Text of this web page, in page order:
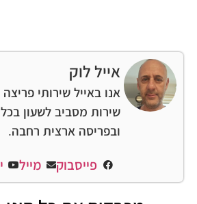
אייל לוק
אנו באייל שירותי פריצה
שירות מסביב לשעון
ובפריסה ארצית רחבה.
פייסבוק מייל